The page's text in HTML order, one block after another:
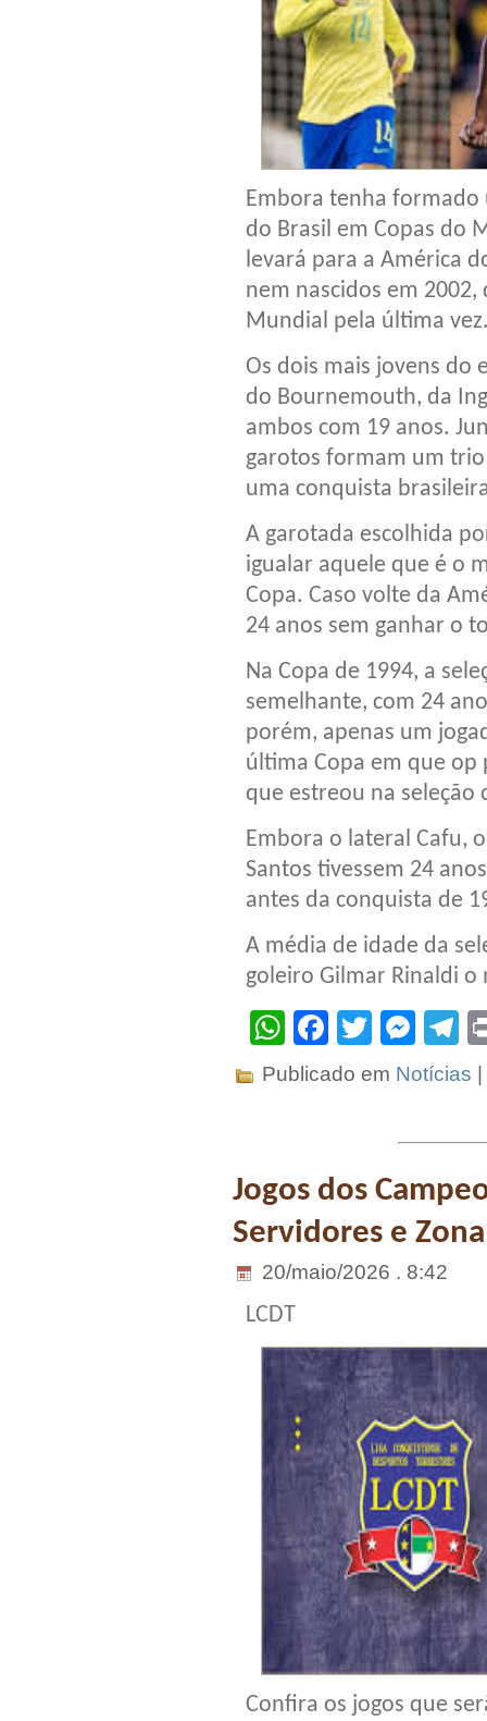
Embora tenha
do Brasil em Copas do
levará para a América
nem nascidos em
Mundial pela última
Os dois mais jovens do
do Bournemouth, da
ambos com 19 anos.
garotos formam um
uma conquista
A garotada escolhida
igualar aquele que é o
Copa. Caso volte da
24 anos sem ganhar o
Na Copa de 1994, a
semelhante, com 24
porém, apenas um
última Copa em que op
que estreou na seleção
Embora o lateral Cafu,
Santos tivessem 24
antes da conquista de
A média de idade da
goleiro Gilmar Rinaldi o
WhatsApp
Facebook
Twitter
Publicado em Notícias |
Jogos dos
Servidores e
20/maio/2026 . 8:42
LCDT
Confira os jogos que